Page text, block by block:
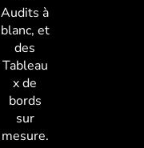
Audits à
blanc, et
des
Tableau
x de
bords
sur
mesure.